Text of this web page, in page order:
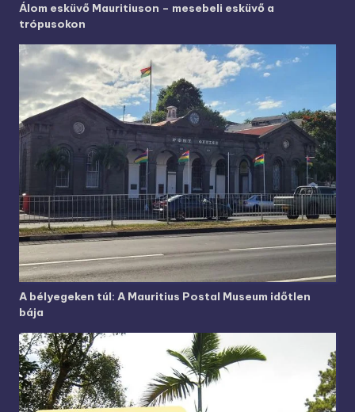
Álom esküvő Mauritiuson – mesebeli esküvő a
trópusokon
A bélyegeken túl: A Mauritius Postal Museum időtlen
bája